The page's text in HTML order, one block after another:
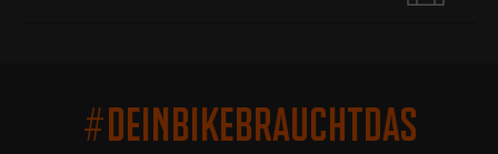
#DEINBIKEBRAUCHTDAS